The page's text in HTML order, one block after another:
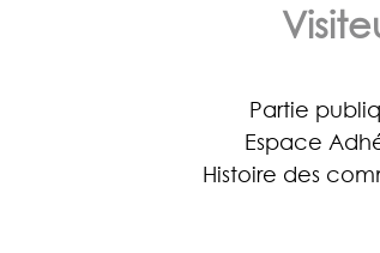
Partie
Espace
Histoire des